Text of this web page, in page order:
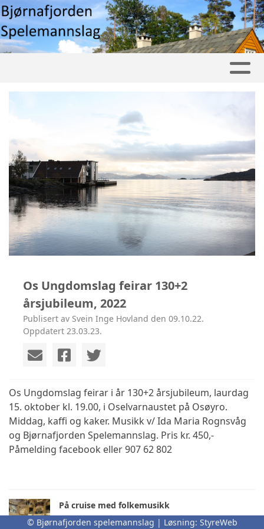
Os Ungdomslag feirar 130+2
årsjubileum, 2022
Publisert av Svein Inge Hovland den 09.10.22.
Oppdatert 23.03.23.
Os Ungdomslag feirar i år 130+2 årsjubileum, laurdag
15. oktober kl. 19.00, i Oselvarnaustet på Osøyro.
Middag, kaffi og kaker. Musikk v/ Ida Maria Rognsvåg
og Bjørnafjorden Spelemannslag. Pris kr. 450,-
Påmelding facebook eller 907 62 802
På cruise med folkemusikk
tirsdag 26. mai kl. 09:19
© Bjørnafjorden spelemannslag | Løsning: StyreWeb